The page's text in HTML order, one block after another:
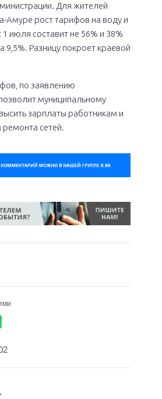
Для жителей
Амуре рост тарифов на воду и
июля составит не 56% и 38%
9,5%. Разницу покроет краевой
по заявлению
муниципальному
зарплаты работникам и
сетей.